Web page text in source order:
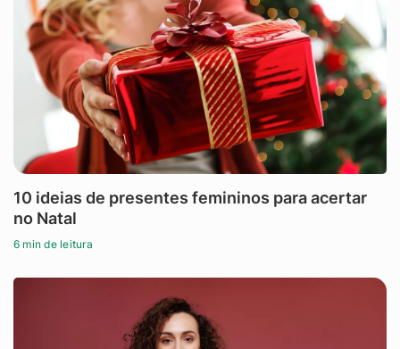
10 ideias de presentes femininos para acertar
no Natal
6 min de leitura